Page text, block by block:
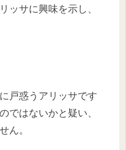
ッサに興味を示し、
戸惑うアリッサです
ではないかと疑い、
ん。